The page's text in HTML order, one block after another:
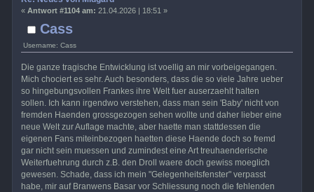
Cass
Username: Cass
« Antwort #1104 am: 21.04.2026 | 18:51 »
Die ganze tragische Entwicklung ist voellig an mir vorbeigegangen.
Mich chociert es sehr. Auch besonders, dass die so viele Jahre ueber
so hingebungsvollen Frankes ihre Welt fuer auserzaehlt halten
sollen. Ich kann irgendwo verstehen, dass man sein 'Baby' nicht von
fremden Haenden grossgezogen sehen wollte und daher lieber eine
neue Welt zur Auflage machte, aber haette man stattdessen die
eigenen Fans miteinbezogen haetten diese Haende doch so fremd
gar nicht sein muessen und zumindest eine Art treuhaenderische
Weiterfuehrung durch z.B. den Droll waere doch gewiss moeglich
gewesen. Schade, dass ich mein "Gelegenheitsfenster" verpasst
habe, mir auf Branwens Basar vor Schliessung noch die fehlenden